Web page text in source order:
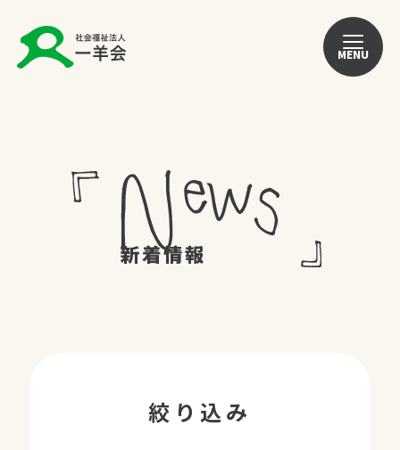
MENU
新着情報
絞り込み